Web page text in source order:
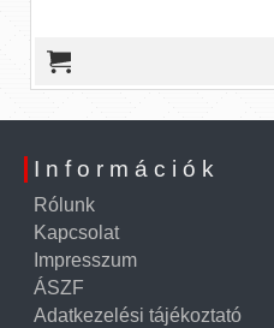
Információk
Rólunk
Kapcsolat
Impresszum
ÁSZF
Adatkezelési tájékoztató